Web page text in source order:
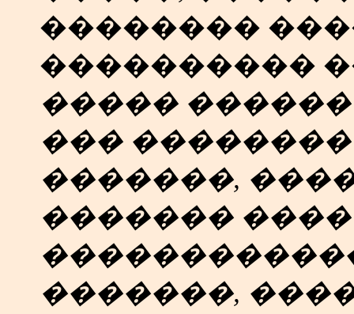
��������
����������
����� ������
���
�������,
�������
�������,